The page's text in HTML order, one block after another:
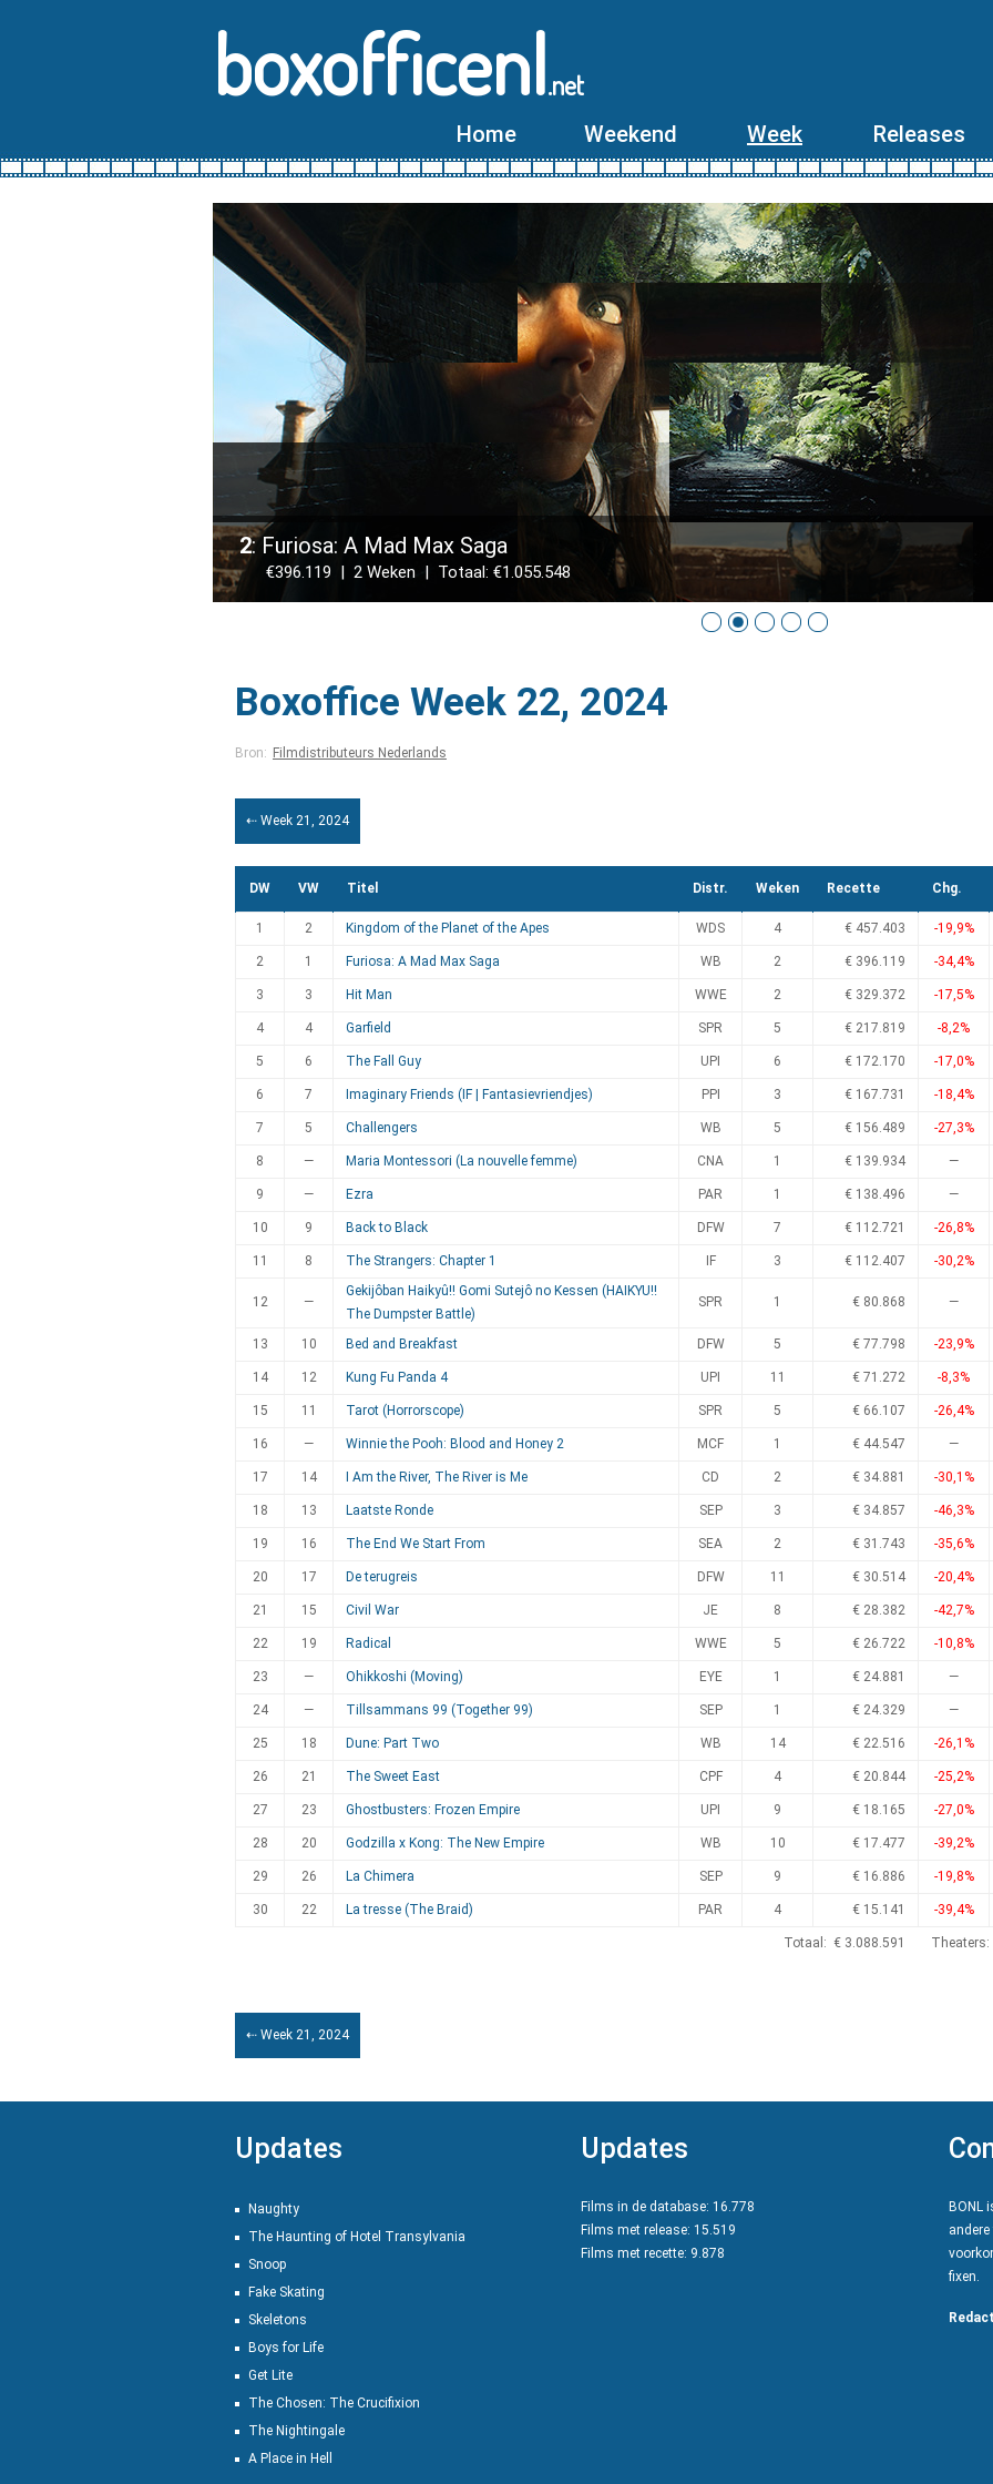
boxofficenl.net
Home Weekend Week Releases
2: Furiosa: A Mad Max Saga
€396.119 | 2 Weken | Totaal: €1.055.548
Boxoffice Week 22, 2024
Bron: Filmdistributeurs Nederlands
⇠ Week 21, 2024
DW VW Titel Distr. Weken Recette Chg.
1 2 Kingdom of the Planet of the Apes WDS 4 € 457.403 -19,9%
2 1 Furiosa: A Mad Max Saga WB 2 € 396.119 -34,4%
3 3 Hit Man WWE 2 € 329.372 -17,5%
4 4 Garfield SPR 5 € 217.819 -8,2%
5 6 The Fall Guy UPI 6 € 172.170 -17,0%
6 7 Imaginary Friends (IF | Fantasievriendjes) PPI 3 € 167.731 -18,4%
7 5 Challengers WB 5 € 156.489 -27,3%
8 — Maria Montessori (La nouvelle femme) CNA 1 € 139.934 —
9 — Ezra PAR 1 € 138.496 —
10 9 Back to Black DFW 7 € 112.721 -26,8%
11 8 The Strangers: Chapter 1 IF 3 € 112.407 -30,2%
12 —
Gekijôban Haikyû!! Gomi Sutejô no Kessen (HAIKYU!!
The Dumpster Battle)
SPR 1 € 80.868 —
13 10 Bed and Breakfast DFW 5 € 77.798 -23,9%
14 12 Kung Fu Panda 4 UPI 11 € 71.272 -8,3%
15 11 Tarot (Horrorscope) SPR 5 € 66.107 -26,4%
16 — Winnie the Pooh: Blood and Honey 2 MCF 1 € 44.547 —
17 14 I Am the River, The River is Me CD 2 € 34.881 -30,1%
18 13 Laatste Ronde SEP 3 € 34.857 -46,3%
19 16 The End We Start From SEA 2 € 31.743 -35,6%
20 17 De terugreis DFW 11 € 30.514 -20,4%
21 15 Civil War JE 8 € 28.382 -42,7%
22 19 Radical WWE 5 € 26.722 -10,8%
23 — Ohikkoshi (Moving) EYE 1 € 24.881 —
24 — Tillsammans 99 (Together 99) SEP 1 € 24.329 —
25 18 Dune: Part Two WB 14 € 22.516 -26,1%
26 21 The Sweet East CPF 4 € 20.844 -25,2%
27 23 Ghostbusters: Frozen Empire UPI 9 € 18.165 -27,0%
28 20 Godzilla x Kong: The New Empire WB 10 € 17.477 -39,2%
29 26 La Chimera SEP 9 € 16.886 -19,8%
30 22 La tresse (The Braid) PAR 4 € 15.141 -39,4%
Totaal: € 3.088.591
⇠ Week 21, 2024
Updates
Naughty
The Haunting of Hotel Transylvania
Snoop
Fake Skating
Skeletons
Boys for Life
Get Lite
The Chosen: The Crucifixion
The Nightingale
A Place in Hell
Updates
Films in de database: 16.778
Films met release: 15.519
Films met recette: 9.878
BONL
fixen.